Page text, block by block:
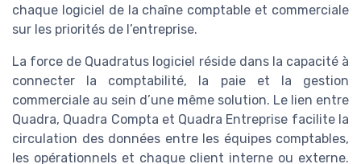
chaque logiciel de la chaîne comptable et commerciale
sur les priorités de l’entreprise.
La force de Quadratus logiciel réside dans la capacité à
connecter la comptabilité, la paie et la gestion
commerciale au sein d’une même solution. Le lien entre
Quadra, Quadra Compta et Quadra Entreprise facilite la
circulation des données entre les équipes comptables,
les opérationnels et chaque client interne ou externe.